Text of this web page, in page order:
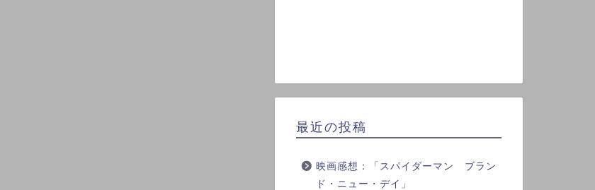
最近の投稿
映画感想：「スパイダーマン ブラン
ド・ニュー・デイ」